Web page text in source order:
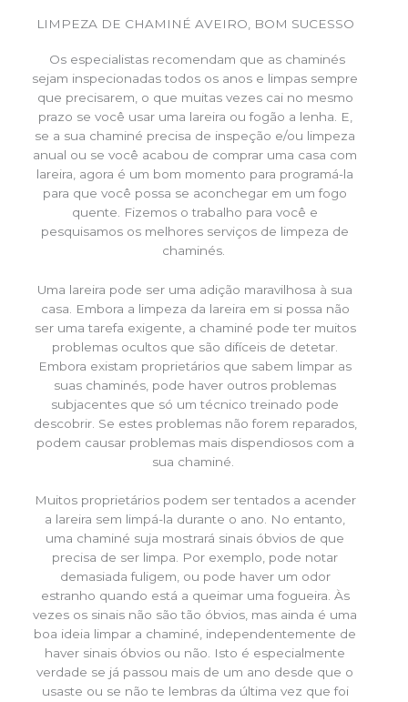
LIMPEZA DE CHAMINÉ AVEIRO, BOM SUCESSO
Os especialistas recomendam que as chaminés
sejam inspecionadas todos os anos e limpas sempre
que precisarem, o que muitas vezes cai no mesmo
prazo se você usar uma lareira ou fogão a lenha. E,
se a sua chaminé precisa de inspeção e/ou limpeza
anual ou se você acabou de comprar uma casa com
lareira, agora é um bom momento para programá-la
para que você possa se aconchegar em um fogo
quente. Fizemos o trabalho para você e
pesquisamos os melhores serviços de limpeza de
chaminés.
Uma lareira pode ser uma adição maravilhosa à sua
casa. Embora a limpeza da lareira em si possa não
ser uma tarefa exigente, a chaminé pode ter muitos
problemas ocultos que são difíceis de detetar.
Embora existam proprietários que sabem limpar as
suas chaminés, pode haver outros problemas
subjacentes que só um técnico treinado pode
descobrir. Se estes problemas não forem reparados,
podem causar problemas mais dispendiosos com a
sua chaminé.
Muitos proprietários podem ser tentados a acender
a lareira sem limpá-la durante o ano. No entanto,
uma chaminé suja mostrará sinais óbvios de que
precisa de ser limpa. Por exemplo, pode notar
demasiada fuligem, ou pode haver um odor
estranho quando está a queimar uma fogueira. Às
vezes os sinais não são tão óbvios, mas ainda é uma
boa ideia limpar a chaminé, independentemente de
haver sinais óbvios ou não. Isto é especialmente
verdade se já passou mais de um ano desde que o
usaste ou se não te lembras da última vez que foi